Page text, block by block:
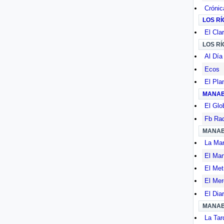
LOS
El
LOS
Al Día
Ecos
El
El
Fb
La
El
El
El
El
La